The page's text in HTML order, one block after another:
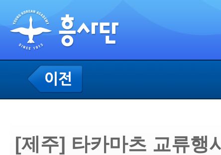
[제주] 타카마츠 교류행